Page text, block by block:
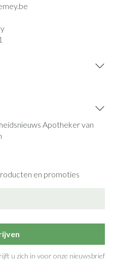
Apotheker van
en promoties
u zich in voor onze nieuwsbrief